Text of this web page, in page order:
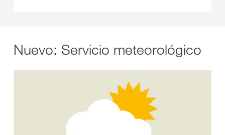
Nuevo: Servicio meteorológico